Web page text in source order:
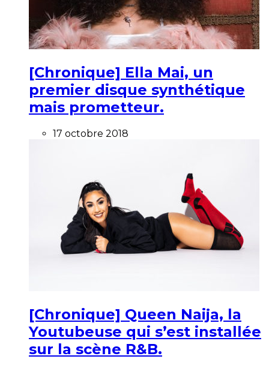
[Chronique] Ella Mai, un
premier disque synthétique
mais prometteur.
17 octobre 2018
[Chronique] Queen Naija, la
Youtubeuse qui s’est installée
sur la scène R&B.